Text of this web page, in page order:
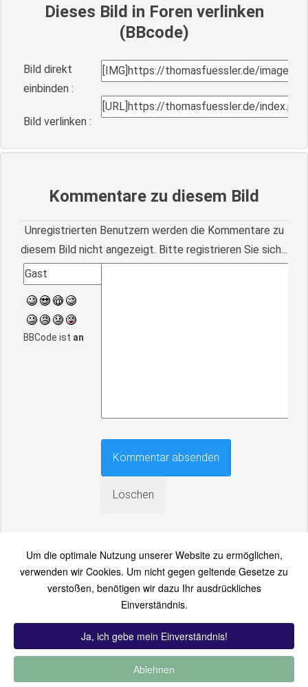
Dieses Bild in Foren verlinken
(BBcode)
Bild direkt
einbinden :
Bild verlinken :
Kommentare zu diesem Bild
Unregistrierten Benutzern werden die Kommentare zu
diesem Bild nicht angezeigt. Bitte registrieren Sie sich...
BBCode ist an
An einen Freund senden
Bitte loggen Sie sich zuerst ein...
Um die optimale Nutzung unserer Website zu ermöglichen,
verwenden wir Cookies. Um nicht gegen geltende Gesetze zu
verstoßen, benötigen wir dazu Ihr ausdrückliches
Einverständnis.
Ja, ich gebe mein Einverständnis!
Ablehnen